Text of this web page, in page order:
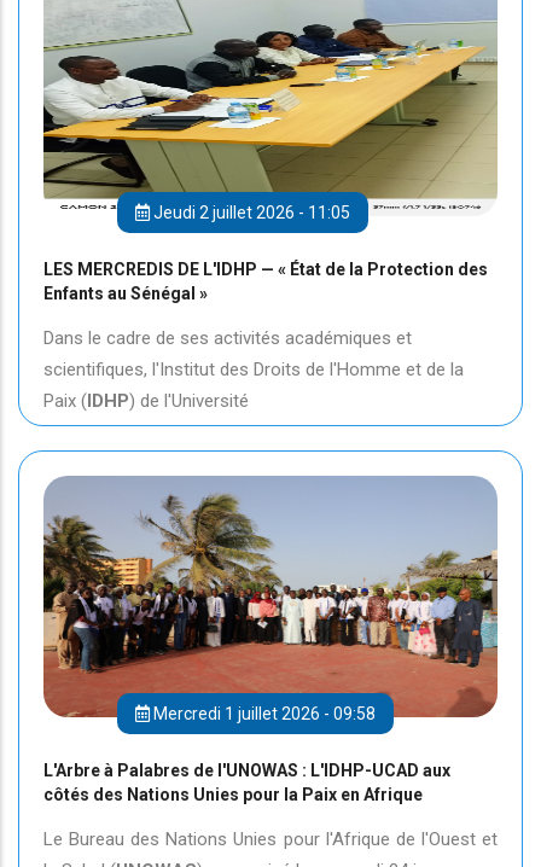
Jeudi 2 juillet 2026 - 11:05
LES MERCREDIS DE L'IDHP — « État de la Protection des
Enfants au Sénégal »
Dans le cadre de ses activités académiques et
scientifiques, l'Institut des Droits de l'Homme et de la
Paix (IDHP) de l'Université
Mercredi 1 juillet 2026 - 09:58
L'Arbre à Palabres de l'UNOWAS : L'IDHP-UCAD aux
côtés des Nations Unies pour la Paix en Afrique
Le Bureau des Nations Unies pour l'Afrique de l'Ouest et